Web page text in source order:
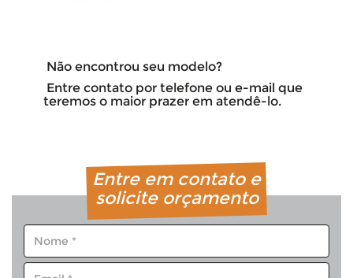
Não encontrou seu modelo?
Entre contato por telefone ou e-mail que
teremos o maior prazer em atendê-lo.
Entre em contato e
solicite orçamento